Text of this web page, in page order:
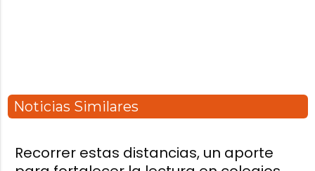
Noticias Similares
Recorrer estas distancias, un aporte